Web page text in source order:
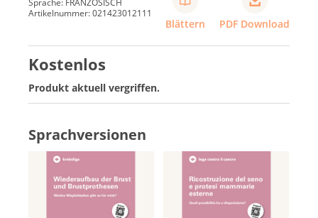
Artikelnummer: 021423012111
Blättern PDF Download
Kostenlos
Produkt aktuell vergriffen.
Sprachversionen